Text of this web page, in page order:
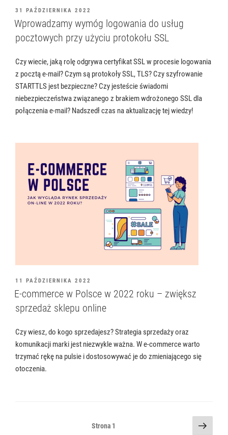
OPUBLIKOWANE
W
31 PAŹDZIERNIKA 2022
Wprowadzamy wymóg logowania do usług
pocztowych przy użyciu protokołu SSL
Czy wiecie, jaką rolę odgrywa certyfikat SSL w procesie logowania
z pocztą e-mail? Czym są protokoły SSL, TLS? Czy szyfrowanie
STARTTLS jest bezpieczne? Czy jesteście świadomi
niebezpieczeństwa związanego z brakiem wdrożonego SSL dla
połączenia e-mail? Nadszedł czas na aktualizację tej wiedzy!
OPUBLIKOWANE
W
11 PAŹDZIERNIKA 2022
E-commerce w Polsce w 2022 roku – zwiększ
sprzedaż sklepu online
Czy wiesz, do kogo sprzedajesz? Strategia sprzedaży oraz
komunikacji marki jest niezwykle ważna. W e-commerce warto
trzymać rękę na pulsie i dostosowywać je do zmieniającego się
otoczenia.
Strona 1